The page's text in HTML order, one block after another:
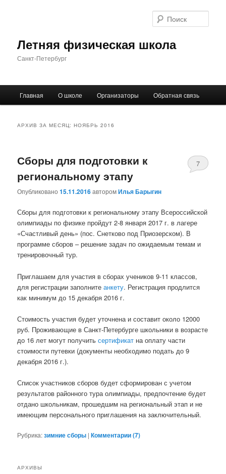
Летняя физическая школа
Санкт-Петербург
Перейти
содержимому
Перейти
содержимому
Главная О школе Организаторы Обратная связь
АРХИВ ЗА МЕСЯЦ:НОЯБРЬ 2016
Сборы для подготовки к
региональному этапу
Опубликовано15.11.2016авторомИлья Барыгин
7
Сборы для подготовки к региональному этапу Всероссийской
олимпиады по физике пройдут 2-8 января 2017 г. в лагере
«Счастливый день» (пос. Снетково под Приозерском). В
программе сборов – решение задач по ожидаемым темам и
тренировочный тур.
Приглашаем для участия в сборах учеников 9-11 классов,
для регистрации заполнитеанкету. Регистрация продлится
как минимум до 15 декабря 2016 г.
Стоимость участия будет уточнена и составит около 12000
руб. Проживающие в Санкт-Петербурге школьники в возрасте
до 16 лет могут получитьсертификат на оплату части
стоимости путевки (документы необходимо подать до 9
декабря 2016 г.).
Список участников сборов будет сформирован с учетом
результатов районного тура олимпиады, предпочтение будет
отдано школьникам, прошедшим на региональный этап и не
имеющим персонального приглашения на заключительный.
Рубрика:зимние сборы |Комментарии (7)
АРХИВЫ